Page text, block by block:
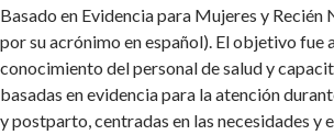
Basado en Evidencia para Mujeres y
por su acrónimo en español). El objetivo fue
conocimiento del personal de salud y
basadas en evidencia para la atención
y postparto, centradas en las necesidades y